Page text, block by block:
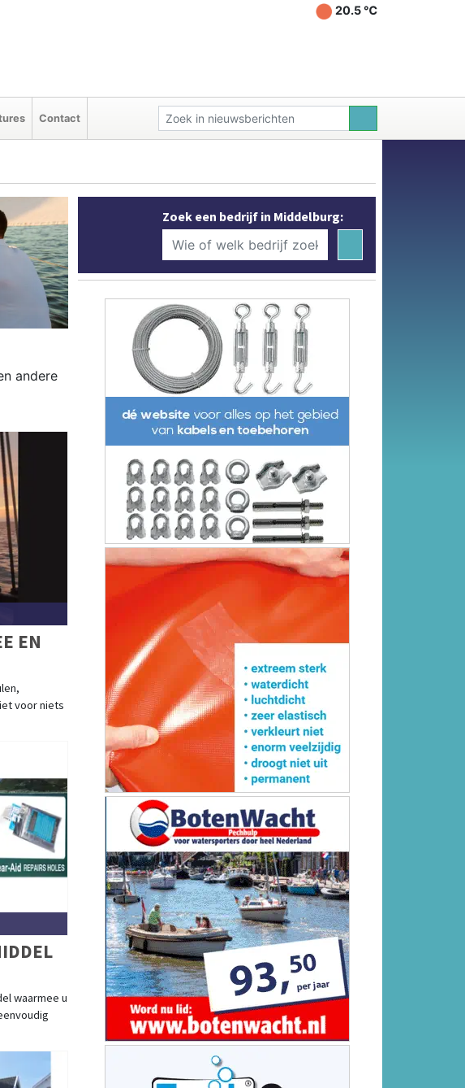
20.5 ℃
Contact
andere
EN
voor niets
waarmee u
Zoek een bedrijf in Middelburg: